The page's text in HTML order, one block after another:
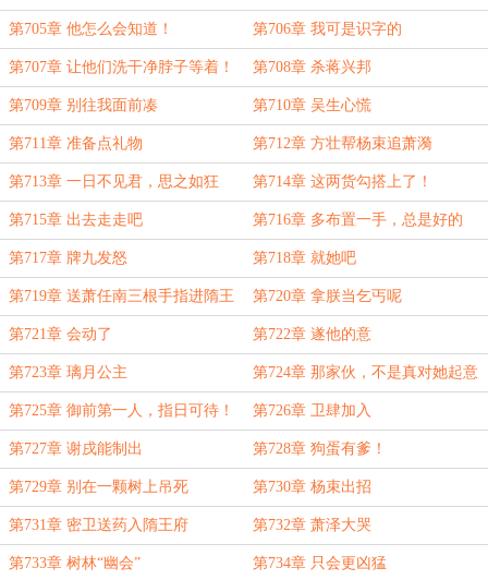
第705章 他怎么会知道！ 第706章 我可是识字的
第707章 让他们洗干净脖子等着！ 第708章 杀蒋兴邦
第709章 别往我面前凑 第710章 吴生心慌
第711章 准备点礼物 第712章 方壮帮杨束追萧漪
第713章 一日不见君，思之如狂 第714章 这两货勾搭上了！
第715章 出去走走吧 第716章 多布置一手，总是好的
第717章 牌九发怒 第718章 就她吧
第719章 送萧任南三根手指进隋王
府
第720章 拿朕当乞丐呢
第721章 会动了 第722章 遂他的意
第723章 璃月公主 第724章 那家伙，不是真对她起意
了吧？
第725章 御前第一人，指日可待！ 第726章 卫肆加入
第727章 谢戌能制出 第728章 狗蛋有爹！
第729章 别在一颗树上吊死 第730章 杨束出招
第731章 密卫送药入隋王府 第732章 萧泽大哭
第733章 树林“幽会” 第734章 只会更凶猛